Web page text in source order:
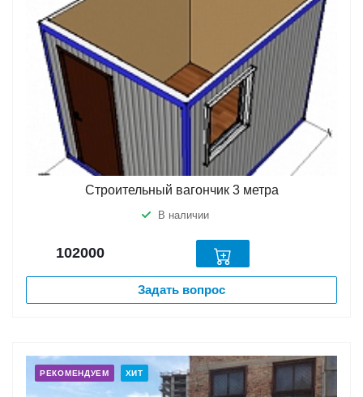
Строительный вагончик 3 метра
В наличии
102000
Задать вопрос
РЕКОМЕНДУЕМ ХИТ